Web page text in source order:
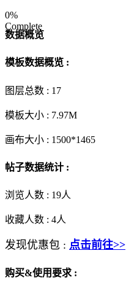
0%
Complete
数据概览
模板数据概览 :
图层总数 : 17
模板大小 : 7.97M
画布大小 : 1500*1465
帖子数据统计 :
浏览人数 : 19人
收藏人数 : 4人
发现优惠包 : 点击前往>>
购买&使用要求 :